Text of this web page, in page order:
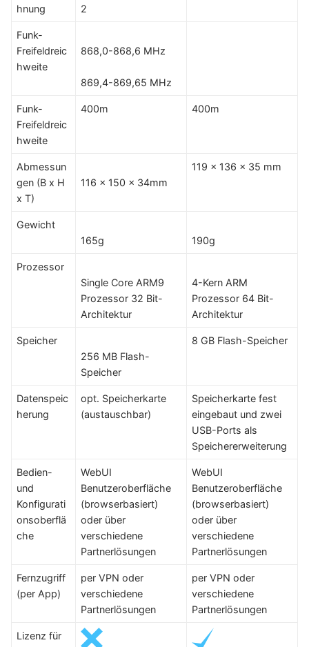
hnung
2
Funk-
Freifeldreic
hweite
868,0-868,6 MHz
869,4-869,65 MHz
Funk-
Freifeldreic
hweite
400m 400m
Abmessun
gen (B x H
x T)
116 x 150 x 34mm
119 x 136 x 35 mm
Gewicht
165g
190g
Prozessor
Single Core ARM9
Prozessor 32 Bit-
Architektur
4-Kern ARM
Prozessor 64 Bit-
Architektur
Speicher
256 MB Flash-
Speicher
8 GB Flash-Speicher
Datenspeic
herung
opt. Speicherkarte
(austauschbar)
Speicherkarte fest
eingebaut und zwei
USB-Ports als
Speichererweiterung
Bedien-
und
Konfigurati
onsoberflä
che
WebUI
Benutzeroberfläche
(browserbasiert)
oder über
verschiedene
Partnerlösungen
WebUI
Benutzeroberfläche
(browserbasiert)
oder über
verschiedene
Partnerlösungen
Fernzugriff
(per App)
per VPN oder
verschiedene
Partnerlösungen
per VPN oder
verschiedene
Partnerlösungen
Lizenz für